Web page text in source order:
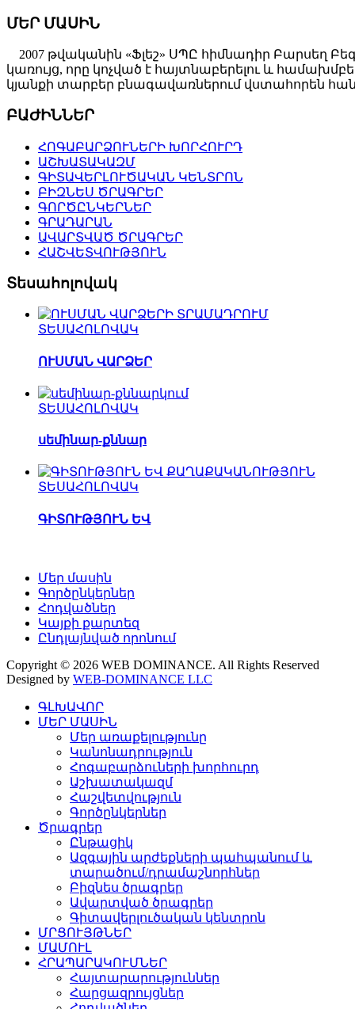
ՄԵՐ ՄԱՍԻՆ
2007 թվականին «Ֆլեշ» ՍՊԸ հիմնադիր Բարսեղ
կառույց, որը կոչված է հայտնաբերելու և
կյանքի տարբեր բնագավառներում վստահորեն
ԲԱԺԻՆՆԵՐ
ՀՈԳԱԲԱՐՁՈՒՆԵՐԻ ԽՈՐՀՈՒՐԴ
ԱՇԽԱՏԱԿԱԶՄ
ԳԻՏԱՎԵՐԼՈՒԾԱԿԱՆ ԿԵՆՏՐՈՆ
ԲԻԶՆԵՍ ԾՐԱԳՐԵՐ
ԳՈՐԾԸՆԿԵՐՆԵՐ
ԳՐԱԴԱՐԱՆ
ԱՎԱՐՏՎԱԾ ԾՐԱԳՐԵՐ
ՀԱՇՎԵՏՎՈՒԹՅՈՒՆ
Տեսահոլովակ
ՏԵՍԱՀՈԼՈՎԱԿ
ՈՒՍՄԱՆ ՎԱՐՁԵՐ
ՏԵՍԱՀՈԼՈՎԱԿ
սեմինար-քննար
ՏԵՍԱՀՈԼՈՎԱԿ
ԳԻՏՈՒԹՅՈՒՆ ԵՎ
Մեր մասին
Գործընկերներ
Հոդվածներ
Կայքի քարտեզ
Ընդլայնված որոնում
Copyright © 2026 WEB DOMINANCE. All Rights Reserved
Designed by WEB-DOMINANCE LLC
ԳԼԽԱՎՈՐ
ՄԵՐ ՄԱՍԻՆ
Մեր առաքելությունը
Կանոնադրություն
Հոգաբարձուների խորհուրդ
Աշխատակազմ
Հաշվետվություն
Գործընկերներ
Ծրագրեր
Ընթացիկ
Ազգային արժեքների պահպանում և
տարածում/դրամաշնորհներ
Բիզնես ծրագրեր
Ավարտված ծրագրեր
Գիտավերլուծական կենտրոն
ՄՐՑՈՒՅԹՆԵՐ
ՄԱՄՈՒԼ
ՀՐԱՊԱՐԱԿՈՒՄՆԵՐ
Հայտարարություններ
Հարցազրույցներ